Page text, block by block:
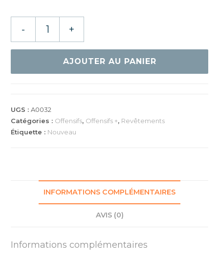
- +
AJOUTER AU PANIER
UGS :A0032
Catégories : Offensifs, Offensifs +, Revêtements
Étiquette : Nouveau
INFORMATIONS COMPLÉMENTAIRES
AVIS (0)
Informations complémentaires